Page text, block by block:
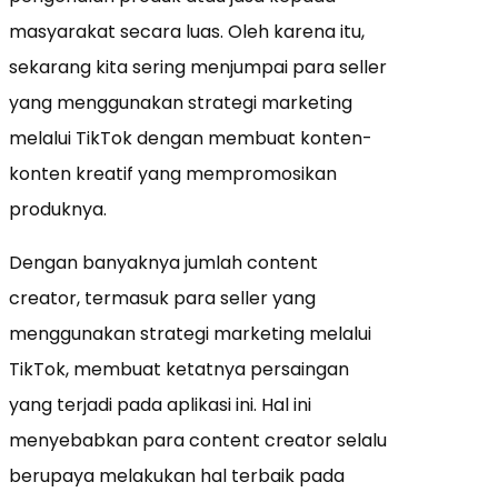
masyarakat secara luas. Oleh karena itu,
sekarang kita sering menjumpai para seller
yang menggunakan strategi marketing
melalui TikTok dengan membuat konten-
konten kreatif yang mempromosikan
produknya.
Dengan banyaknya jumlah content
creator, termasuk para seller yang
menggunakan strategi marketing melalui
TikTok, membuat ketatnya persaingan
yang terjadi pada aplikasi ini. Hal ini
menyebabkan para content creator selalu
berupaya melakukan hal terbaik pada